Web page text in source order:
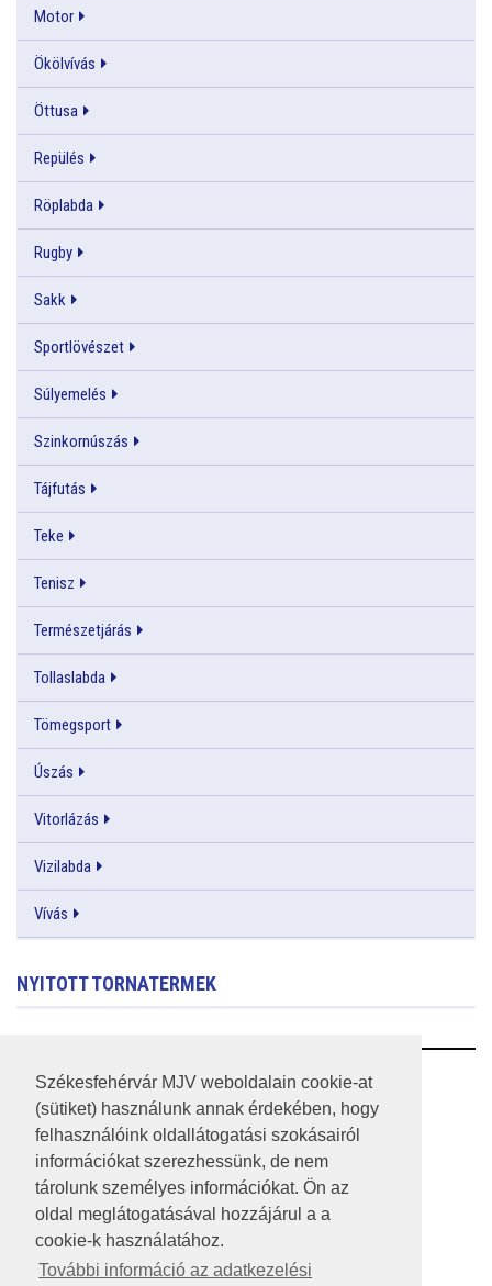
Székesfehérvár MJV weboldalain cookie-at
(sütiket) használunk annak érdekében, hogy
felhasználóink oldallátogatási szokásairól
információkat szerezhessünk, de nem
tárolunk személyes információkat. Ön az
oldal meglátogatásával hozzájárul a a
cookie-k használatához.
További információ az adatkezelési
Motor
Ökölvívás
Öttusa
Repülés
Röplabda
Rugby
Sakk
Sportlövészet
Súlyemelés
Szinkornúszás
Tájfutás
Teke
Tenisz
Természetjárás
Tollaslabda
Tömegsport
Úszás
Vitorlázás
Vizilabda
Vívás
NYITOTT TORNATERMEK
RSS
A HONLAP 2017.03.31-I ÁLLAPOTA
JOGI NYILATKOZAT
IMPRESSZUM